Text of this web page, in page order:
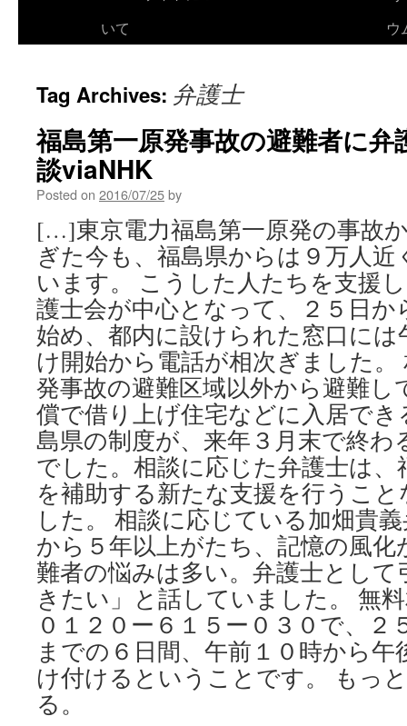
いて
ウ
Tag Archives: 弁護士
福島第一原発事故の避難者に弁
談viaNHK
Posted on 2016/07/25by
[…]東京電力福島第一原発の事故
ぎた今も、福島県からは９万人
います。 こうした人たちを支援
護士会が中心となって、２５日か
始め、都内に設けられた窓口に
け開始から電話が相次ぎました
発事故の避難区域以外から避難し
償で借り上げ住宅などに入居で
島県の制度が、来年３月末で終
でした。相談に応じた弁護士は、
を補助する新たな支援を行うこ
した。 相談に応じている加畑貴
から５年以上がたち、記憶の風
難者の悩みは多い。弁護士とし
きたい」と話していました。 無
０１２０ー６１５ー０３０で、２
までの６日間、午前１０時から
け付けるということです。 もっ
る。